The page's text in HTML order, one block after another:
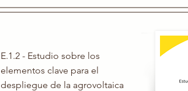
E.1.2 - Estudio sobre los
elementos clave para el
despliegue de la agrovoltaica